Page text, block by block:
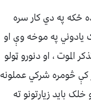
په دي کار سره
یادوني په موخه وې او
، او دنورو ټولو
کې څومره شرکي عملونه
باید زیارتونو ته